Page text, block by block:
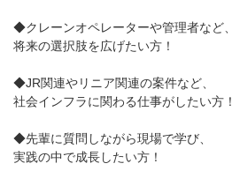
◆クレーンオペレーターや管理者など、
将来の選択肢を広げたい方！
◆JR関連やリニア関連の案件など、
社会インフラに関わる仕事がしたい方！
◆先輩に質問しながら現場で学び、
実践の中で成長したい方！